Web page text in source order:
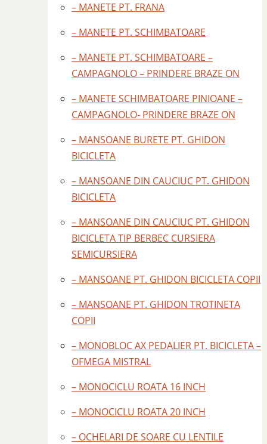
– MANETE PT. FRANA
– MANETE PT. SCHIMBATOARE
– MANETE PT. SCHIMBATOARE –
CAMPAGNOLO – PRINDERE BRAZE ON
– MANETE SCHIMBATOARE PINIOANE –
CAMPAGNOLO- PRINDERE BRAZE ON
– MANSOANE BURETE PT. GHIDON
BICICLETA
– MANSOANE DIN CAUCIUC PT. GHIDON
BICICLETA
– MANSOANE DIN CAUCIUC PT. GHIDON
BICICLETA TIP BERBEC CURSIERA
SEMICURSIERA
– MANSOANE PT. GHIDON BICICLETA COPII
– MANSOANE PT. GHIDON TROTINETA
COPII
– MONOBLOC AX PEDALIER PT. BICICLETA –
OFMEGA MISTRAL
– MONOCICLU ROATA 16 INCH
– MONOCICLU ROATA 20 INCH
– OCHELARI DE SOARE CU LENTILE